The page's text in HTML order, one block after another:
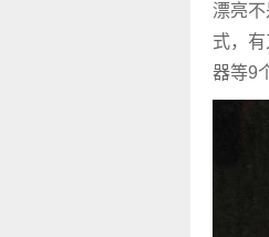
漂亮
式，
器等9